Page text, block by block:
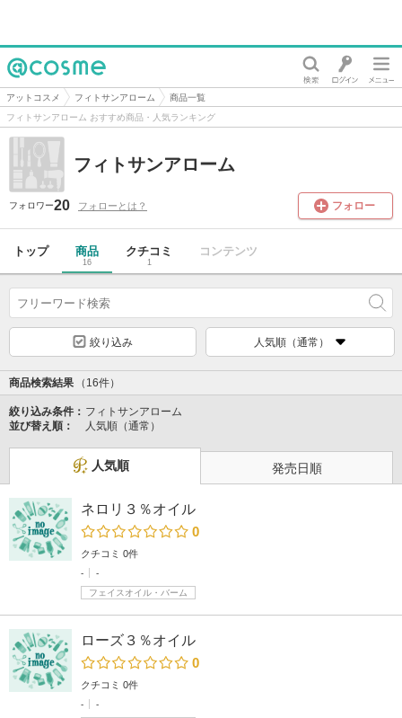
@cosme
アットコスメ フィトサンアローム
商品一覧
フィトサンアローム おすすめ商品・人気ランキング
フィトサンアローム
フォロワー20 フォローとは？ フォロー
トップ 商品
16
クチコミ
1
コンテンツ
絞り込み 人気順（通常）
商品検索結果 （16件）
絞り込み条件： フィトサンアローム
並び替え順：
人気順（通常）
人気順 発売日順
ネロリ３％オイル
0
クチコミ 0件
-
-
フェイスオイル・バーム
ローズ３％オイル
0
クチコミ 0件
-
-